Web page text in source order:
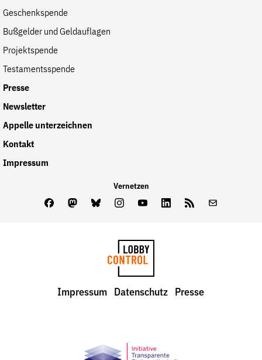
Geschenkspende
Bußgelder und Geldauflagen
Projektspende
Testamentsspende
Presse
Newsletter
Appelle unterzeichnen
Kontakt
Impressum
Vernetzen
FacebookMastodon
BlueskyInstagram
YoutubeLinkedInFeed
LobbyControl
Impressum Datenschutz Presse